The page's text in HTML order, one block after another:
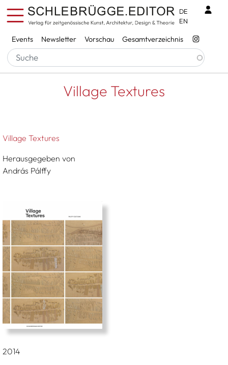
Direkt zum Inhalt
Services
Events Newsletter Vorschau Gesamtverzeichnis
DE
EN
Pfadnavigation
Startseite Village Textures
Village Textures
Village Textures
Herausgegeben von
András Pálffy
2014